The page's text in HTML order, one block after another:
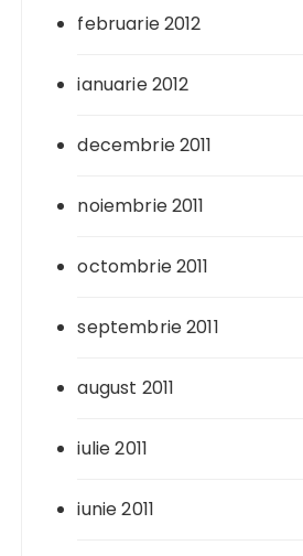
februarie 2012
ianuarie 2012
decembrie 2011
noiembrie 2011
octombrie 2011
septembrie 2011
august 2011
iulie 2011
iunie 2011